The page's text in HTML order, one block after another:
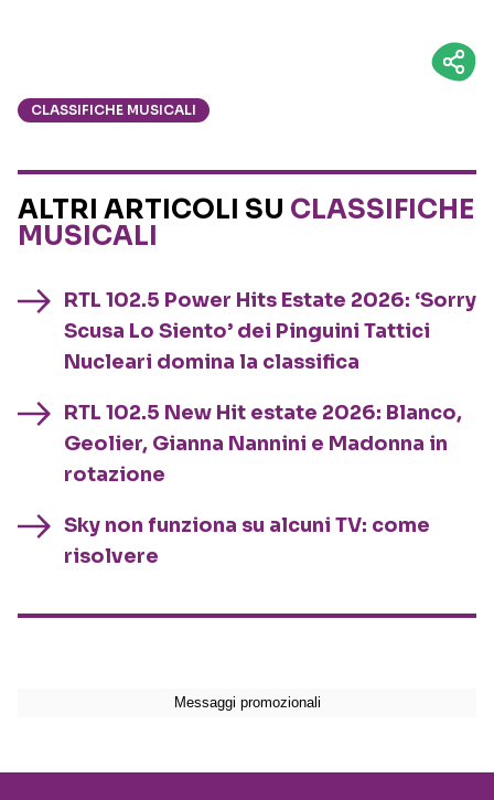
CLASSIFICHE MUSICALI
ALTRI ARTICOLI SU CLASSIFICHE
MUSICALI
RTL 102.5 Power Hits Estate 2026: ‘Sorry
Scusa Lo Siento’ dei Pinguini Tattici
Nucleari domina la classifica
RTL 102.5 New Hit estate 2026: Blanco,
Geolier, Gianna Nannini e Madonna in
rotazione
Sky non funziona su alcuni TV: come
risolvere